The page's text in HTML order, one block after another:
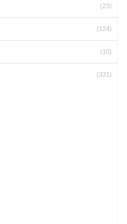
(23)
(124)
(10)
(331)